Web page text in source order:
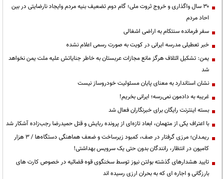
۳۰ سال واگذاری و خروج ثروت ملی؛ گام دوم تضعیف بنیه مردم وایجاد نارضایتی در بین
احاد مردم
سفر فرمانده سنتکام به اراضی اشغالی
خبر تعطیلی مدرسه ایرانی در کویت به صورت رسمی اعلام نشده
یمن: تشکیل ائتلاف هرگز مانع مجازات عربستان به خاطر جنایاتش علیه ملت یمن نخواهد
شد
نشان استاندارد به معنای پایان مسئولیت خودروساز نیست
غریبه به دادمون نمی‌رسه؛ ایرانی بخریم!
بسته اینترنت رایگان برای خبرنگاران فعال شد
با اعتراف یکی از متهمان، ابعاد تازه‌ای از پرونده ربایش و قتل حمیدرضا رجب‌زاده آشکار شد
ریمـدان؛ مرزی گرفتار در صف، کمبود زیرساخت و ضعف هماهنگی دستگاه‌ها / ۳ هزار
کامیون در انتظار، رانندگان بدون حتی یک سرویس بهداشتی!
تایید هشدارهای گذشته بولتن نیوز توسط سخنگوی قوه قضائیه در خصوص کارت های
بارزگانی و اجاره ای که به بحران ارزی رسیده اند